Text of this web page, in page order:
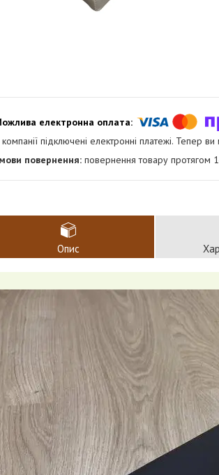
підключені електронні платежі. Тепер
повернення товару протягом
Опис